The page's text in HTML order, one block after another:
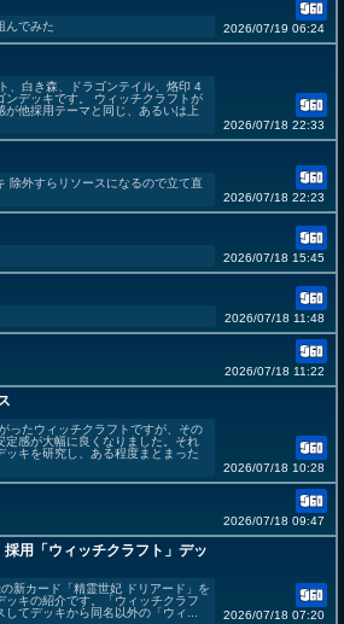
んでみた 2026/07/19 06:24
、白き森、ドラゴンテイル、烙印 4
ンデッキです。 ウィッチクラフトが
他採用テーマと同じ、あるいは上
2026/07/18 22:33
除外すらリソースになるので立て直
2026/07/18 22:23
2026/07/18 15:45
2026/07/18 11:48
2026/07/18 11:22
ったウィッチクラフトですが、その
定感が大幅に良くなりました。それ
ッキを研究し、ある程度まとまった
2026/07/18 10:28
2026/07/18 09:47
用「ウィッチクラフト」デッ
新カード「精霊世妃 ドリアード」を
キの紹介です。「ウィッチクラフ
してデッキから同名以外の「ウィ...
2026/07/18 07:20